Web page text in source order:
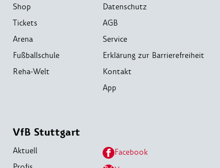
Shop
Tickets
Arena
Fußballschule
Reha-Welt
Datenschutz
AGB
Service
Erklärung zur Barrierefreiheit
Kontakt
App
VfB Stuttgart
Aktuell
Facebook